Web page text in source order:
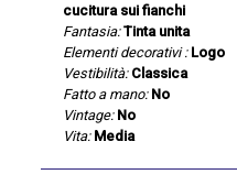
cucitura sui fianchi
Fantasia: Tinta unita
Elementi decorativi : Logo
Vestibilità: Classica
Fatto a mano: No
Vintage: No
Vita: Media